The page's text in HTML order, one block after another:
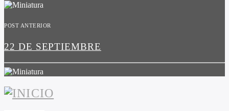
POST ANTERIOR
22 DE SEPTIEMBRE